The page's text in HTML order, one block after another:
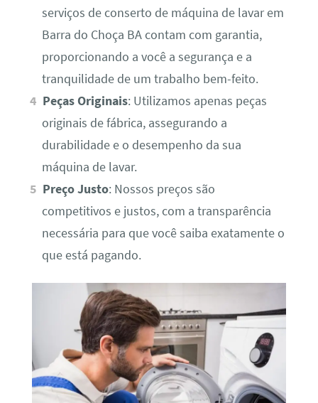
serviços de conserto de máquina de lavar em
Barra do Choça BA contam com garantia,
proporcionando a você a segurança e a
tranquilidade de um trabalho bem-feito.
Peças Originais: Utilizamos apenas peças
originais de fábrica, assegurando a
durabilidade e o desempenho da sua
máquina de lavar.
Preço Justo: Nossos preços são
competitivos e justos, com a transparência
necessária para que você saiba exatamente o
que está pagando.